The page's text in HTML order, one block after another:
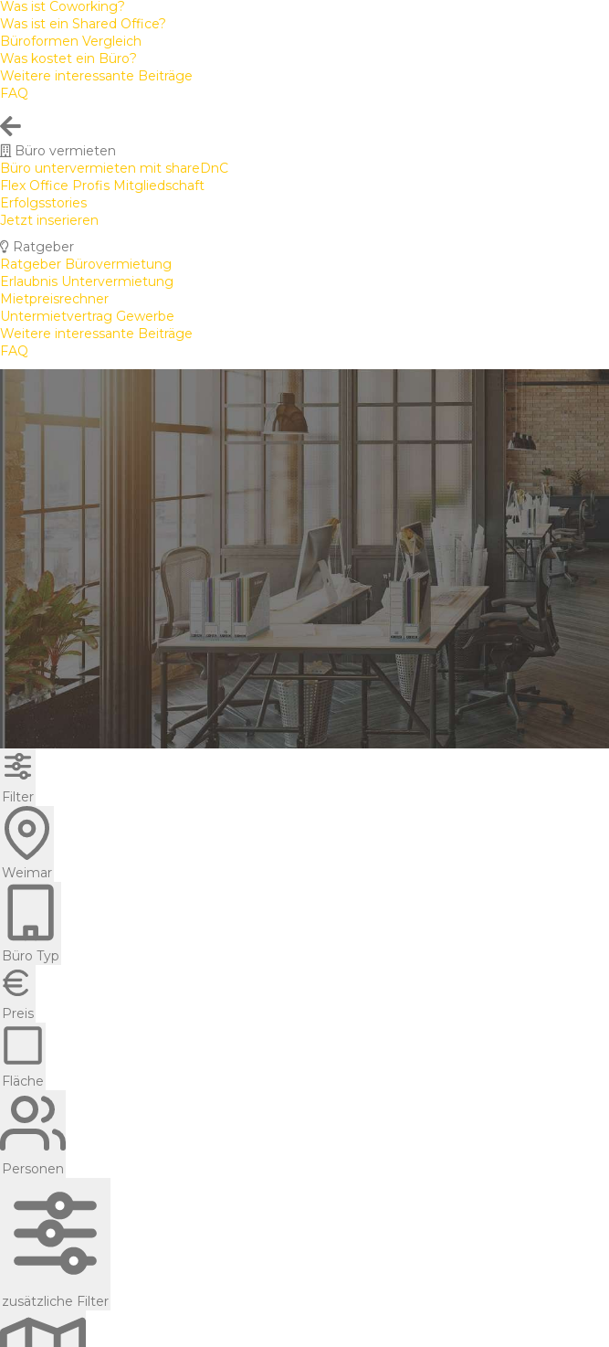
Was ist Coworking?
Was ist ein Shared Office?
Büroformen Vergleich
Was kostet ein Büro?
Weitere interessante Beiträge
FAQ
Büro vermieten
Büro untervermieten mit shareDnC
Flex Office Profis Mitgliedschaft
Erfolgsstories
Jetzt inserieren
Ratgeber
Ratgeber Bürovermietung
Erlaubnis Untervermietung
Mietpreisrechner
Untermietvertrag Gewerbe
Weitere interessante Beiträge
FAQ
Filter
Weimar
Büro Typ
Preis
Fläche
Personen
zusätzliche Filter